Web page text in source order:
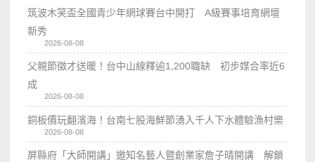
筑波木笑盃全國青少年網球賽台中開打 A級賽事培育網壇
新秀
2026-08-08
父親節徵才送暖！台中山線釋逾1,200職缺 初步媒合率近6
成
2026-08-08
銅板價玩翻濱海！台南七股海鮮節湧入千人下水體驗漁村樂
2026-08-08
屏縣府「大師開講」邀知名藝人暨創業家詹子晴開講 解鎖